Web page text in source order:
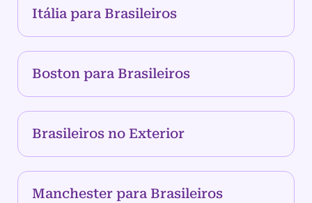
Itália para Brasileiros
Boston para Brasileiros
Brasileiros no Exterior
Manchester para Brasileiros